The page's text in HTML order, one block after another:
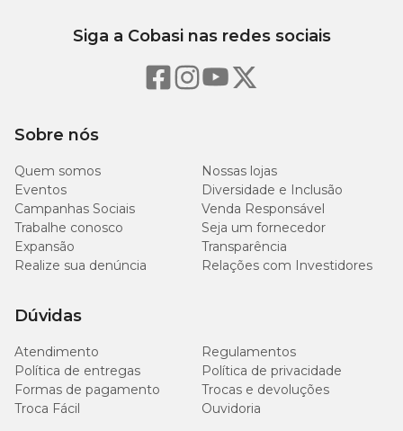
Matéria Mineral (máx.)
55 g/kg
Cálcio (mín.)
mg/kg
(0,15%)
Cálcio (máx.)
(1,0%)
Sobre nós
Quem somos
Nossas lojas
Eventos
Diversidade e Inclusão
Campanhas Sociais
Venda Responsável
Trabalhe conosco
Seja um fornecedor
Expansão
Transparência
Realize sua denúncia
Relações com Investidores
Dúvidas
Atendimento
Regulamentos
Política de entregas
Política de privacidade
Formas de pagamento
Trocas e devoluções
Troca Fácil
Ouvidoria
Siga a Cobasi nas redes sociais